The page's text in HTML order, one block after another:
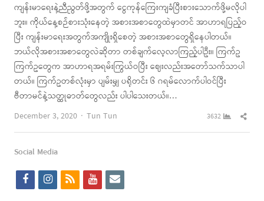
ကျန်းမာရေးနဲ့ညီညွတ်ဖို့အတွက် ငွေကုန်ကြေးကျခံပြီးစားသောက်ဖို့မလိုပါ
ဘူး။ ကိုယ်နေ့စဉ်စားသုံးနေတဲ့ အစားအစာတွေထဲမှာတင် အာဟာရပြည့်ဝ
ပြီး ကျန်းမာရေးအတွက်အကျိုးရှိစေတဲ့ အစားအစာတွေရှိနေပါတယ်။
ဘယ်လိုအစားအစာတွေလဲဆိုတာ တစ်ချက်လေ့လာကြည့်ပါဦး။ ကြက်ဥ
ကြက်ဥတွေက အာဟာရအရမ်းကြွယ်ဝပြီး ဈေးလည်းအတော်သက်သာပါ
တယ်။ ကြက်ဥတစ်လုံးမှာ ပျမ်းမျှ ပရိုတင်း ၆ ဂရမ်လောက်ပါဝင်ပြီး
ဗီတာမင်နဲ့သတ္ထုဓာတ်တွေလည်း ပါပါသေးတယ်။…
December 3, 2020
Author
Tun Tun 3632
Social Media
f
i
r
y
e